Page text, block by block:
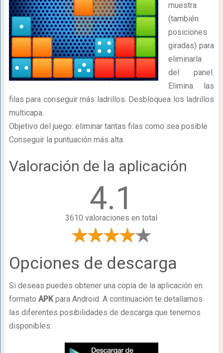
muestra
(también
posiciones
giradas) para
eliminarla
del panel.
Elimina las
filas para conseguir más ladrillos. Desbloquea los ladrillos
multicapa.
Objetivo del juego: eliminar tantas filas como sea posible
Conseguir la puntuación más alta
Valoración de la aplicación
4.1
3610 valoraciones en total
Opciones de descarga
Si deseas puedes obtener una copia de la aplicación en
formato APKpara Android. A continuación te detallamos
las diferentes posibilidades de descarga que tenemos
disponibles: